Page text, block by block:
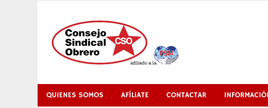
contenido
QUIENES SOMOS AFÍLIATE CONTACTAR